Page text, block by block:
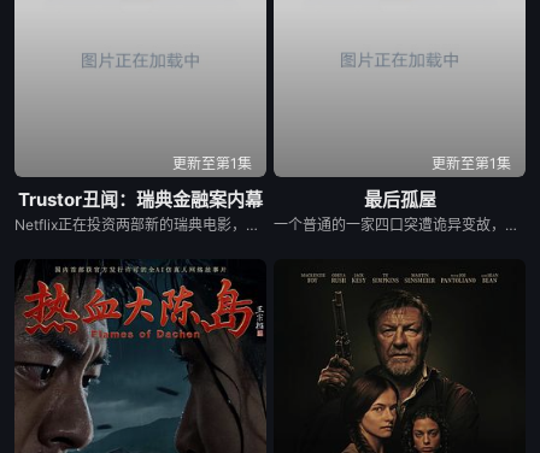
更新至第1集
Trustor丑闻：瑞典金融案内幕
Netflix正在投资两部新的瑞典电影，其中包括Karin af Klintberg和Teresa Alldén关于瑞典最臭名昭著的生态犯罪之一的纪录片《Trustor》。在这里，约阿希姆·波斯纳走了出来，用他自己的话告诉了他关于信托丑闻的故事。卡琳·阿夫·克林特伯格问自己：“五个人怎么能骗了6亿，却仍然逍遥法外？”她在一份新闻稿中说：“是男人在欺骗这个系统，这是一个经典的猫捉老鼠游戏，金融部门也被骗了。无论这是一次聪明还是笨拙的抢劫，小偷都带着一个没有戴强盗面具或开一枪的宝箱逃走了。但也有受害者，我们不能忘记”。
更新至第1集
最后孤屋
一个普通的一家四口突遭诡异变故，被困在自家房屋中超过 1000 天无法出门。在资源消耗殆尽与未知神秘威胁的双重逼迫下，一家人必须想方设法联手求生，打破这间禁锢生命的困局。